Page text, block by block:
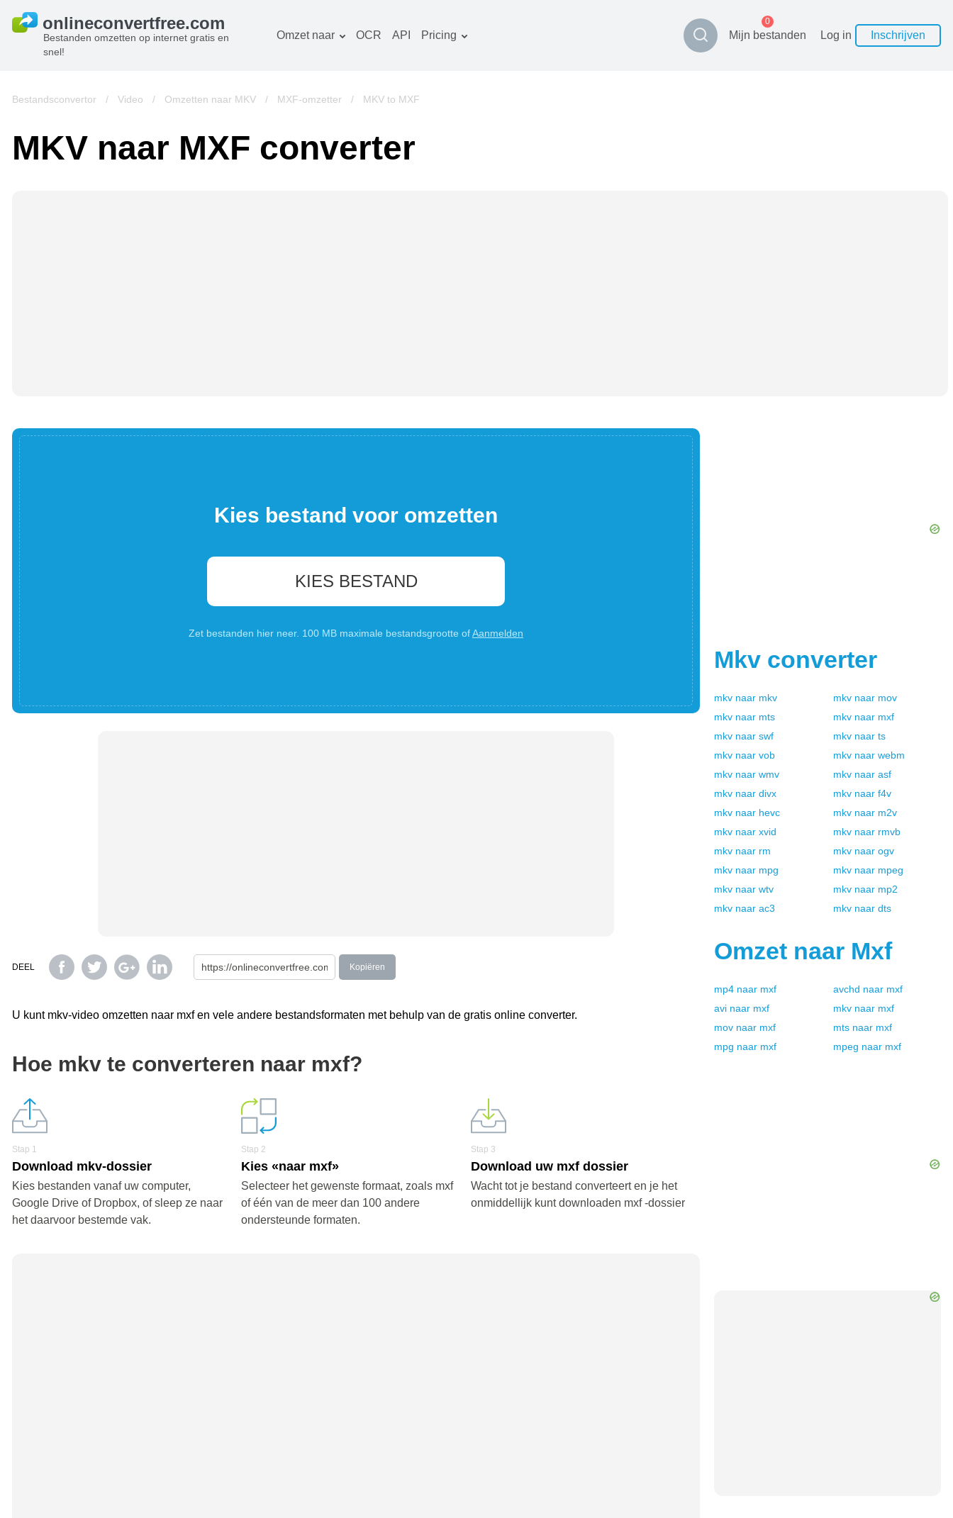
Bestanden omzetten op internet gratis en
snel!
Omzet naar
Beeld converter
Boeken converter
OCR API Pricing Mijn bestanden
0
Log in Inschrijven
Bestandsconvertor / Video / Omzetten naar MKV / MXF-omzetter / MKV to MXF
MKV naar MXF converter
Kies bestand voor omzetten
KIES BESTAND
Zet bestanden hier neer. 100 MB maximale bestandsgrootte ofAanmelden
DEEL Kopiëren
U kunt mkv-video omzetten naar mxf en vele andere bestandsformaten met behulp van de gratis online converter.
Hoe mkv te converteren naar mxf?
Stap 1
Download mkv-dossier
Kies bestanden vanaf uw computer,
Google Drive of Dropbox, of sleep ze naar
het daarvoor bestemde vak.
Stap 2
Kies «naar mxf»
Selecteer het gewenste formaat, zoals mxf
of één van de meer dan 100 andere
ondersteunde formaten.
Stap 3
Download uw mxf dossier
Wacht tot je bestand converteert en je het
onmiddellijk kunt downloaden mxf -dossier
Mkv converter
mkv naar mkv mkv naar mov
mkv naar mts mkv naar mxf
mkv naar swf mkv naar ts
mkv naar vob mkv naar webm
mkv naar wmv mkv naar asf
mkv naar divx mkv naar f4v
mkv naar hevc mkv naar m2v
mkv naar xvid mkv naar rmvb
mkv naar rm mkv naar ogv
mkv naar mpg mkv naar mpeg
mkv naar wtv mkv naar mp2
mkv naar ac3 mkv naar dts
Omzet naar Mxf
mp4 naar mxf avchd naar mxf
avi naar mxf mkv naar mxf
mov naar mxf mts naar mxf
mpg naar mxf mpeg naar mxf